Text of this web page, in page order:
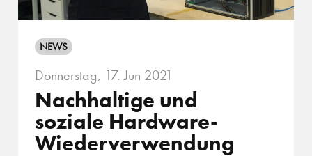
NEWS
Donnerstag, 17. Jun 2021
Nachhaltige und
soziale Hardware-
Wieder­verwendung